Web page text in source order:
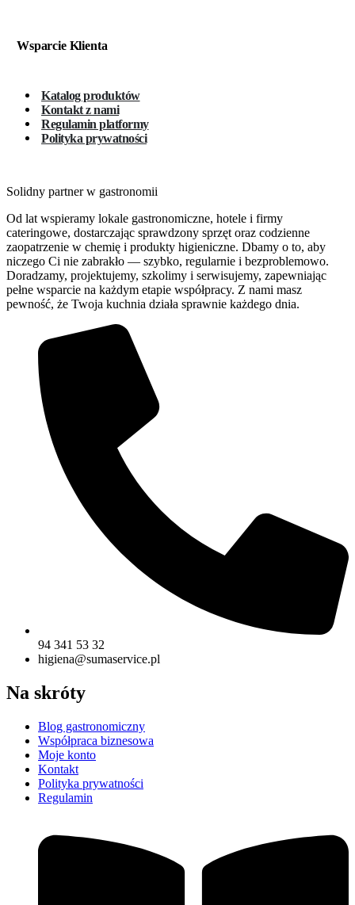
Wsparcie Klienta
Katalog produktów
Kontakt z nami
Regulamin platformy
Polityka prywatności
Solidny partner w gastronomii
Od lat wspieramy lokale gastronomiczne, hotele i firmy
cateringowe, dostarczając sprawdzony sprzęt oraz codzienne
zaopatrzenie w chemię i produkty higieniczne. Dbamy o to, aby
niczego Ci nie zabrakło — szybko, regularnie i bezproblemowo.
Doradzamy, projektujemy, szkolimy i serwisujemy, zapewniając
pełne wsparcie na każdym etapie współpracy. Z nami masz
pewność, że Twoja kuchnia działa sprawnie każdego dnia.
94 341 53 32
higiena@sumaservice.pl
Na skróty
Blog gastronomiczny
Współpraca biznesowa
Moje konto
Kontakt
Polityka prywatności
Regulamin